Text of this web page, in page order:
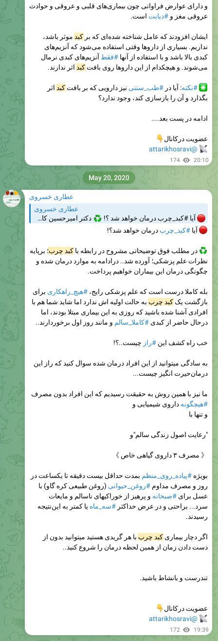
و دارای عوارض فراوانی چون بیماری‌های قلبی و عروقی و حوادث
عروقی مغز و #دیابت است.
ایشان افزودند که عامل شناخته شده‌ای که بر کبد موثر باشد،
نداریم. بسیاری از داروها وقتی استفاده می‌شود که آنزیم‌های
کبدی بالا باشد و با استفاده از آنها #فقط آنزیم‌های کبدی نرمال
می‌شوند. و هیچکدام از این داروها روی بافت کبد اثر ندارند.
#نکته: آیا در#طب_سنتی نیز دارویی که بر بافتکبد اثر
بگذارد و آن را بازسازی کند، وجود ندارد؟
ادامه در پست بعد....
عضویت درکانال
@attarikhosravi
174 20:10
عطاری خسروی
عطاری خسروی
آیا #کبد_چرب درمان خواهد شد ؟!
♻️دکتر امیرحسین کاظمی فوق تخصص گوارش و کبد: سالانه بیش از 500 میلیون نفر به #کبد_چرب مبتلا می‌شوند. به طور کلی به انتشار چربی در سلول‌های کبد، کبد چرب گفته می‌شود.
آیا#کبد_چرب درمان خواهد شد؟!
در مطلب فوق توضیحاتی مشروح در رابطه باکبد چرب؛ برپایه
نظرات علم پزشکی؛ آورده شد.. درادامه به موارد درمان شده و
چگونگی درمان این بیماران خواهیم پرداخت.
بله کاملا درست است که علم پزشکی رایج، #هیچ_راهکاری برای
بازگشت یک کبد چرب به حالت اولیه اش ندارد اما شاید شما هم با
افرادی آشنا شده باشید که روزی به این بیماری مبتلا بودند، اما
درحال حاضر از کبدی #کاملا_سالم و مانند روز اول برخوردارند..
خب راه کشف این #راز چیست..؟!
به سادگی میتوانید از این افراد درمان شده سوال کنید که راز این
درمان‌حیرت انگیز چیست...
ما نیز با همین روش به حقیقت رسیدیم که این افراد بدون مصرف
#هیچگونه داروی شیمیایی و
و تنها با
"رعایت اصول زندگی سالم"و
《 مصرف ۳ داروی گیاهی خاص 》
بویژه #پیاده_روی_منظم بمدت حداقل بیست دقیقه تا یکساعت در
روز و مصرف مداوم #روغن_حیوانی (روغن طبیعی کره گاو) با
عسل برای #صبحانه و پرهیز از خوراکیهای ناسالم و مایعات
سرد... براحتی و در عرض حداکثر #سه_ماه یا کمتر به این‌نتیجه
رسیدند.
اگر دچار بیماری کبد چرب با هر گریدی هستید میتوانید بدون از
دست دادن زمان از همین لحظه درمان را شروع کنید..
تندرست و بانشاط باشید.
عضویت درکانال
@attarikhosravi
172 19:39
May 20, 2020